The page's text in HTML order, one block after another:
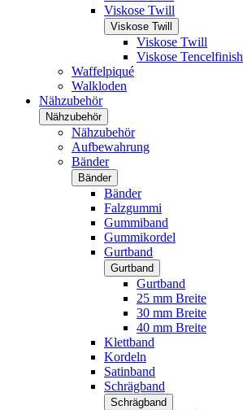
Viskose Twill
Viskose Twill
Viskose Twill
Viskose Tencelfinish
Waffelpiqué
Walkloden
Nähzubehör
Nähzubehör
Nähzubehör
Aufbewahrung
Bänder
Bänder
Bänder
Falzgummi
Gummiband
Gummikordel
Gurtband
Gurtband
Gurtband
25 mm Breite
30 mm Breite
40 mm Breite
Klettband
Kordeln
Satinband
Schrägband
Schrägband